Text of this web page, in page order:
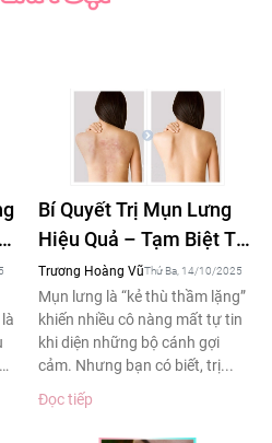
Bí Quyết Trị Mụn Lưng
Hiệu Quả – Tạm Biệt Tự
Ti Khi Diện Áo Hở Lưng
Trương Hoàng VũThứ Ba, 14/10/2025
Mụn lưng là “kẻ thù thầm lặng”
khiến nhiều cô nàng mất tự tin
khi diện những bộ cánh gợi
cảm. Nhưng bạn có biết, trị...
Đọc tiếp